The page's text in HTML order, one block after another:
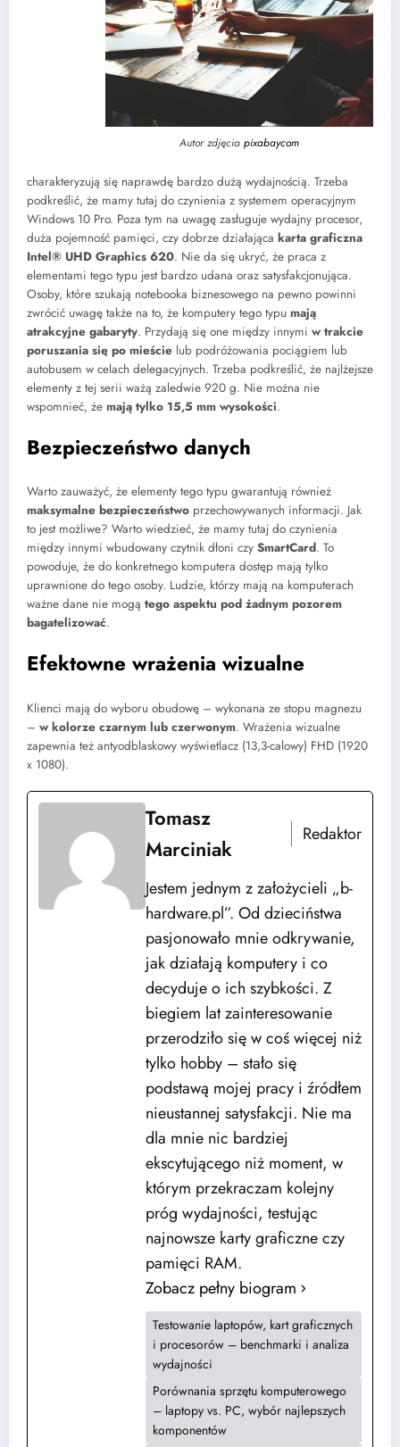
Autor zdjęcia pixabaycom
charakteryzują się naprawdę bardzo dużą wydajnością. Trzeba
podkreślić, że mamy tutaj do czynienia z systemem operacyjnym
Windows 10 Pro. Poza tym na uwagę zasługuje wydajny procesor,
duża pojemność pamięci, czy dobrze działająca karta graficzna
Intel® UHD Graphics 620. Nie da się ukryć, że praca z
elementami tego typu jest bardzo udana oraz satysfakcjonująca.
Osoby, które szukają notebooka biznesowego na pewno powinni
zwrócić uwagę także na to, że komputery tego typu mają
atrakcyjne gabaryty. Przydają się one między innymi w trakcie
poruszania się po mieście lub podróżowania pociągiem lub
autobusem w celach delegacyjnych. Trzeba podkreślić, że najlżejsze
elementy z tej serii ważą zaledwie 920 g. Nie można nie
wspomnieć, że mają tylko 15,5 mm wysokości.
Bezpieczeństwo danych
Warto zauważyć, że elementy tego typu gwarantują również
maksymalne bezpieczeństwo przechowywanych informacji. Jak
to jest możliwe? Warto wiedzieć, że mamy tutaj do czynienia
między innymi wbudowany czytnik dłoni czy SmartCard. To
powoduje, że do konkretnego komputera dostęp mają tylko
uprawnione do tego osoby. Ludzie, którzy mają na komputerach
ważne dane nie mogą tego aspektu pod żadnym pozorem
bagatelizować.
Efektowne wrażenia wizualne
Klienci mają do wyboru obudowę – wykonana ze stopu magnezu
– w kolorze czarnym lub czerwonym. Wrażenia wizualne
zapewnia też antyodblaskowy wyświetlacz (13,3-calowy) FHD (1920
x 1080).
Tomasz
Marciniak
Redaktor
Jestem jednym z założycieli „b-
hardware.pl”. Od dzieciństwa
pasjonowało mnie odkrywanie,
jak działają komputery i co
decyduje o ich szybkości. Z
biegiem lat zainteresowanie
przerodziło się w coś więcej niż
tylko hobby – stało się
podstawą mojej pracy i źródłem
nieustannej satysfakcji. Nie ma
dla mnie nic bardziej
ekscytującego niż moment, w
którym przekraczam kolejny
próg wydajności, testując
najnowsze karty graficzne czy
pamięci RAM.
Zobacz pełny biogram
Testowanie laptopów, kart graficznych
i procesorów – benchmarki i analiza
wydajności
Porównania sprzętu komputerowego
– laptopy vs. PC, wybór najlepszych
komponentów